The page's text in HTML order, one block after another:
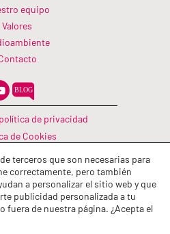
equipo
Valores
t
u
b
de privacidad
de Cookies
de calidad
terceros que son necesarias para
correctamente, pero también
a personalizar el sitio web y que
publicidad personalizada a tu
fuera de nuestra página. ¿Acepta el